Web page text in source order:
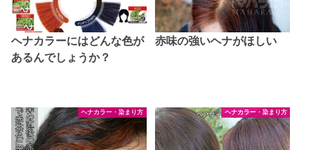
ヘナカラーにはどんな色が
あるんでしょうか？
赤味の強いヘナがほしい
ヘナカラー・染まり方 ヘナカラー・染まり方